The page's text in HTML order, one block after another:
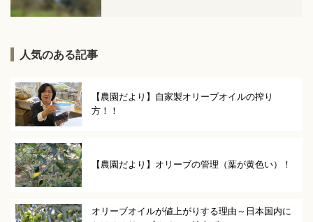
人気のある記事
【農園だより】自家製オリーブオイルの搾り
方！！
【農園だより】オリーブの管理（葉が黄色い）！
オリーブオイルが値上がりする理由～日本国内に